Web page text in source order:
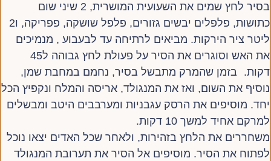
בסיר לחץ שמים את השעועית המושרית, 2 שיני שום
כתושות, פלפלים יבשים גזורים, פלפל שושקה, פפריקה, ו2
ליטר ציר הירקות. מביאים לרתיחה עד לבעבוע , מנמיכים
את האש וסוגרים את הסיר על פעולת לחץ גבוהה ל45
דקות. בזמן שהמרק מתבשל בסיר, נחמם במחבת שמן,
נוסיף את השום, ואז את המנגולד, אריסה והמלח ונקפיץ הכל
יחד. מוסיפים את הרסק עגבניות ומערבבים היטב ומבשלים
למרקם אחיד למשך 10 דקות.
משחררים את הלחץ בזהירות, ולאחר שכל האדים יצאו נוכל
לפתוח את הסיר. מוסיפים אל הסיר את תערובת המנגולד